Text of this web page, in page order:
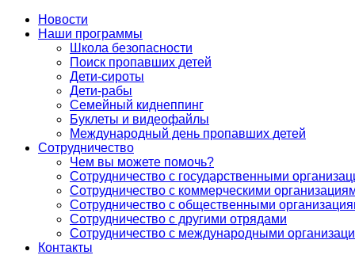
Новости
Наши программы
Школа безопасности
Поиск пропавших детей
Дети-сироты
Дети-рабы
Семейный киднеппинг
Буклеты и видеофайлы
Международный день пропавших детей
Сотрудничество
Чем вы можете помочь?
Сотрудничество с государственными
Сотрудничество с коммерческими
Сотрудничество с общественными
Сотрудничество с другими отрядами
Сотрудничество с международными
Контакты